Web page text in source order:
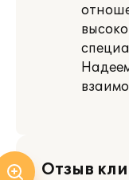
Отзыв